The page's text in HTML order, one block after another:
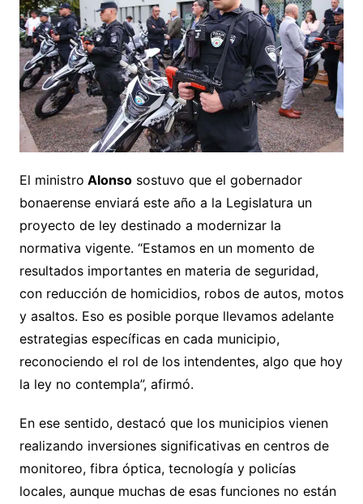
El ministro Alonsosostuvo que el gobernador
bonaerense enviará este año a la Legislatura un
proyecto de ley destinado a modernizar la
normativa vigente. “Estamos en un momento de
resultados importantes en materia de seguridad,
con reducción de homicidios, robos de autos, motos
y asaltos. Eso es posible porque llevamos adelante
estrategias específicas en cada municipio,
reconociendo el rol de los intendentes, algo que hoy
la ley no contempla”, afirmó.
En ese sentido, destacó que los municipios vienen
realizando inversiones significativas en centros de
monitoreo, fibra óptica, tecnología y policías
locales, aunque muchas de esas funciones no están